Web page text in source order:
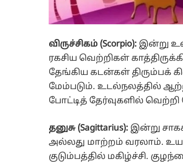
விருச்சிகம் (Scorpio): இன்று
ரகசிய வெற்றிகள்
தேங்கிய கடன்கள் திரும்பக்
மேம்படும். உடல்நலத்தில்
போட்டித் தேர்வுகளில்
தனுசு (Sagittarius): இன்று
அல்லது மாற்றம் வரலாம். உயர்
குடும்பத்தில் மகிழ்ச்சி.